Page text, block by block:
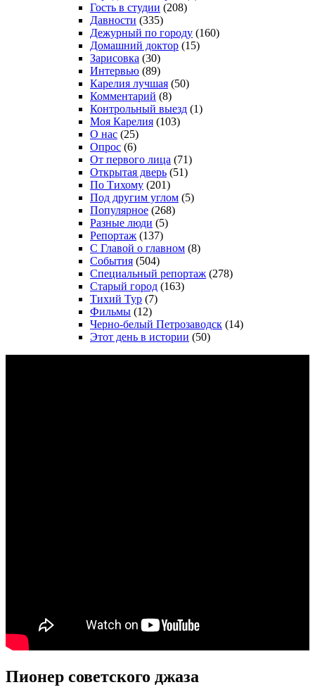
Гость в студии (208)
Давности (335)
Дежурный по городу (160)
Домашний доктор (15)
Зарисовка (30)
Интервью (89)
Карелия лучшая (50)
Комментарий (8)
Контрольный выезд (1)
Моя Карелия (103)
О нас (25)
Опрос (6)
От первого лица (71)
Открытая дверь (51)
По Тихому (201)
Под другим углом (5)
Популярное (268)
Разные люди (5)
Репортаж (137)
С Главой о главном (8)
События (504)
Специальный репортаж (278)
Старый город (163)
Тихий Тур (7)
Фильмы (12)
Черно-белый Петрозаводск (14)
Этот день в истории (50)
Пионер советского джаза